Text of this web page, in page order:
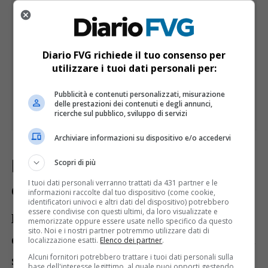
Pomeriggio: schiarite più ampie
e clima gradevole
Nel corso del pomeriggio le schiarite
diventeranno più frequenti, favorendo una
sensazione climatica più mite e gradevole.
Diario FVG richiede il tuo consenso per
utilizzare i tuoi dati personali per:
Pubblicità e contenuti personalizzati, misurazione
delle prestazioni dei contenuti e degli annunci,
ricerche sul pubblico, sviluppo di servizi
Archiviare informazioni su dispositivo e/o accedervi
Scopri di più
I tuoi dati personali verranno trattati da 431 partner e le
informazioni raccolte dal tuo dispositivo (come cookie,
identificatori univoci e altri dati del dispositivo) potrebbero
essere condivise con questi ultimi, da loro visualizzate e
memorizzate oppure essere usate nello specifico da questo
sito. Noi e i nostri partner potremmo utilizzare dati di
localizzazione esatti. Elenco dei partner.
Alcuni fornitori potrebbero trattare i tuoi dati personali sulla